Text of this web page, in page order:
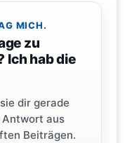
MICH.
zu
Ich hab die
dir gerade
aus
Beiträgen.